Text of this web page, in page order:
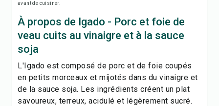
avant de cuisiner.
À propos de Igado - Porc et foie de
veau cuits au vinaigre et à la sauce
soja
L'Igado est composé de porc et de foie coupés
en petits morceaux et mijotés dans du vinaigre et
de la sauce soja. Les ingrédients créent un plat
savoureux, terreux, acidulé et légèrement sucré.